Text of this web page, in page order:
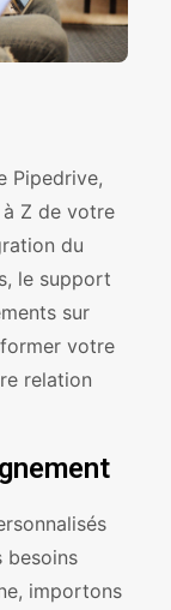
Pipedrive,
Z de votre
du
le support
sur
votre
relation
besoins
importons